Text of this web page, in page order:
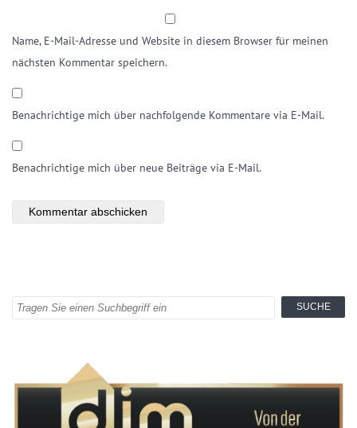
Name, E-Mail-Adresse und Website in diesem Browser für meinen
nächsten Kommentar speichern.
Benachrichtige mich über nachfolgende Kommentare via E-Mail.
Benachrichtige mich über neue Beiträge via E-Mail.